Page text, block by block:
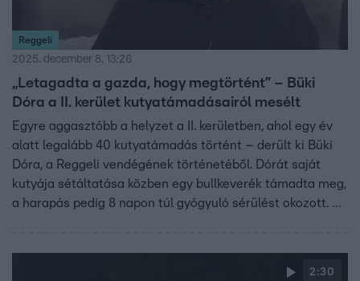
Reggeli
2025. december 8. 13:26
„Letagadta a gazda, hogy megtörtént” – Büki
Dóra a II. kerület kutyatámadásairól mesélt
Egyre aggasztóbb a helyzet a II. kerületben, ahol egy év
alatt legalább 40 kutyatámadás történt – derült ki Büki
Dóra, a Reggeli vendégének történetéből. Dórát saját
kutyája sétáltatása közben egy bullkeverék támadta meg,
a harapás pedig 8 napon túl gyógyuló sérülést okozott. A
2:30